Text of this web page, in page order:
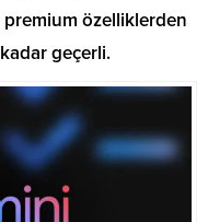
özelliklerden
geçerli.